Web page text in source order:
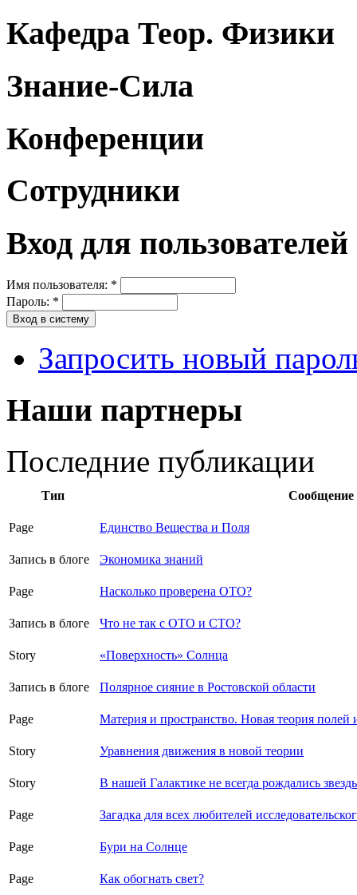
Кафедра Теор. Физики
Знание-Сила
Конференции
Сотрудники
Вход для пользователей
Имя пользователя: *
Пароль: *
Запросить новый
Наши партнеры
Последние публикации
Тип Сообщение
Page Единство Вещества и Поля
Запись в блоге Экономика знаний
Page Насколько проверена ОТО?
Запись в блоге Что не так с ОТО и СТО?
Story «Поверхность» Солнца
Запись в блоге Полярное сияние в Ростовской области
Page Материя и пространство. Новая теория полей
Story Уравнения движения в новой теории
Story В нашей Галактике не всегда рождались
Page Загадка для всех любителей
Page Бури на Солнце
Page Как обогнать свет?